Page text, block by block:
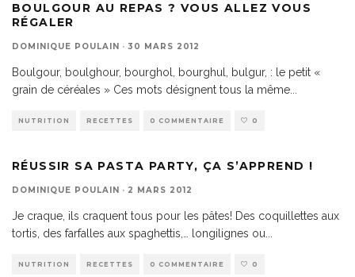
BOULGOUR AU REPAS ? VOUS ALLEZ VOUS
RÉGALER
DOMINIQUE POULAIN · 30 MARS 2012
Boulgour, boulghour, bourghol, bourghul, bulgur, : le petit «
grain de céréales » Ces mots désignent tous la même
NUTRITION RECETTES 0 COMMENTAIRE 0
RÉUSSIR SA PASTA PARTY, ÇA S’APPREND !
DOMINIQUE POULAIN · 2 MARS 2012
Je craque, ils craquent tous pour les pâtes! Des coquillettes aux
tortis, des farfalles aux spaghettis,… longilignes ou
NUTRITION RECETTES 0 COMMENTAIRE 0